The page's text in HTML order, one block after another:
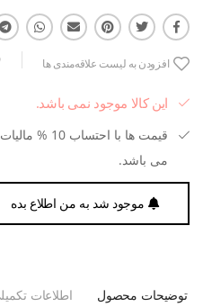
افزودن به لیست علاقه‌مندی ها
این کالا موجود نمی باشد.
قیمت ها با
می باشد.
موجود شد به من اطلاع بده
توضیحات محصول اطلاعات